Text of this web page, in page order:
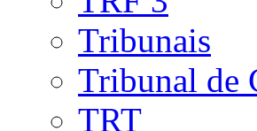
Tribunais
Tribunal de
TRT